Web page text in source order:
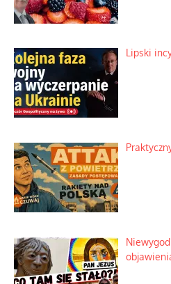
Lipski